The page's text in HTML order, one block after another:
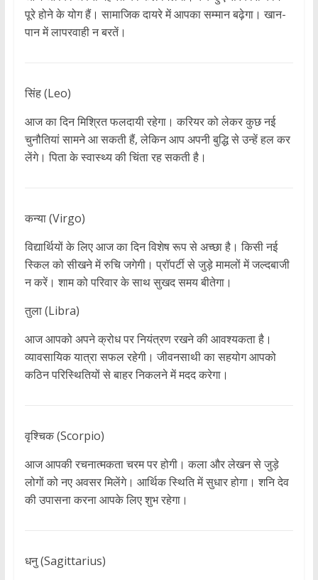
पूरे होने के योग हैं। सामाजिक दायरे में आपका सम्मान बढ़ेगा। खान-
पान में लापरवाही न बरतें।
सिंह (Leo)
आज का दिन मिश्रित फलदायी रहेगा। करियर को लेकर कुछ नई
चुनौतियां सामने आ सकती हैं, लेकिन आप अपनी बुद्धि से उन्हें हल कर
लेंगे। पिता के स्वास्थ्य की चिंता रह सकती है।
कन्या (Virgo)
विद्यार्थियों के लिए आज का दिन विशेष रूप से अच्छा है। किसी नई
स्किल को सीखने में रुचि जगेगी। प्रॉपर्टी से जुड़े मामलों में जल्दबाजी
न करें। शाम को परिवार के साथ सुखद समय बीतेगा।
तुला (Libra)
आज आपको अपने क्रोध पर नियंत्रण रखने की आवश्यकता है।
व्यावसायिक यात्रा सफल रहेगी। जीवनसाथी का सहयोग आपको
कठिन परिस्थितियों से बाहर निकलने में मदद करेगा।
वृश्चिक (Scorpio)
आज आपकी रचनात्मकता चरम पर होगी। कला और लेखन से जुड़े
लोगों को नए अवसर मिलेंगे। आर्थिक स्थिति में सुधार होगा। शनि देव
की उपासना करना आपके लिए शुभ रहेगा।
धनु (Sagittarius)